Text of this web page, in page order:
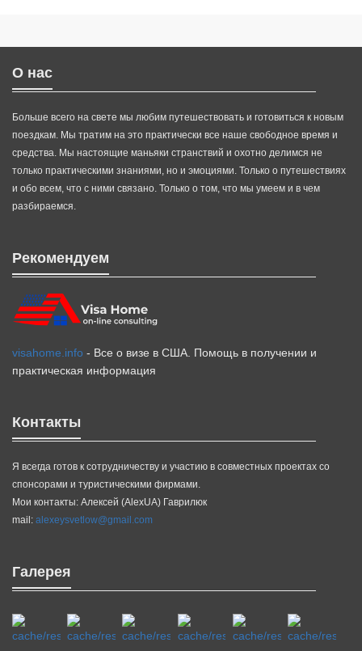
О нас
Больше всего на свете мы любим путешествовать и готовиться к новым
поездкам. Мы тратим на это практически все наше свободное время и
средства. Мы настоящие маньяки странствий и охотно делимся не
только практическими знаниями, но и эмоциями. Только о путешествиях
и обо всем, что с ними связано. Только о том, что мы умеем и в чем
разбираемся.
Рекомендуем
visahome.info - Все о визе в США. Помощь в получении и
практическая информация
Контакты
Я всегда готов к сотрудничеству и участию в совместных проектах со
спонсорами и туристическими фирмами.
Мои контакты: Алексей (AlexUA) Гаврилюк
mail: alexeysvetlow@gmail.com
Галерея